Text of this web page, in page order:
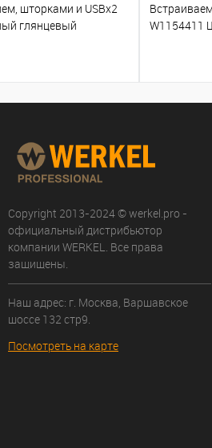
шторками и USBх2
глянцевый
W1154411
Copyright 2013-2024 © werkel.pro -
официальный дистрибьютор
компании WERKEL. Все права
защищены.
Наш адрес: г. Москва, Варшавское
шоссе 132 стр9.
Посмотреть на карте